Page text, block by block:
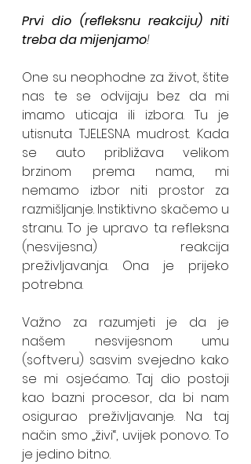
Prvi dio (refleksnu reakciju) niti
treba da mijenjamo!
One su neophodne za život, štite
nas te se odvijaju bez da mi
imamo uticaja ili izbora. Tu je
utisnuta TJELESNA mudrost. Kada
se auto približava velikom
brzinom prema nama, mi
nemamo izbor niti prostor za
razmišljanje. Instiktivno skačemo u
stranu. To je upravo ta refleksna
(nesvijesna) reakcija
preživljavanja. Ona je prijeko
potrebna.
Važno za razumjeti je da je
našem nesvijesnom umu
(softveru) sasvim svejedno kako
se mi osjećamo. Taj dio postoji
kao bazni procesor, da bi nam
osigurao preživljavanje. Na taj
način smo „živi“, uvijek ponovo. To
je jedino bitno.